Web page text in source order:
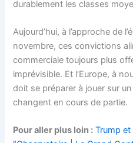
durablement les classes
Aujourd’hui, à l’approche de
novembre, ces convictions
commerciale toujours plus
imprévisible. Et l’Europe, à
doit se préparer à jouer sur
changent en cours de partie.
Pour aller plus loin : Trump et